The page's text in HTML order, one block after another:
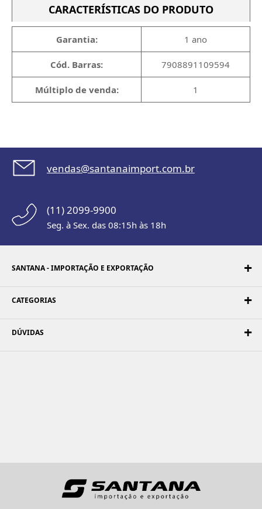
CARACTERÍSTICAS DO PRODUTO
Garantia: 1 ano
Cód. Barras: 7908891109594
Múltiplo de venda: 1
vendas@santanaimport.com.br
(11) 2099-9900
Seg. à Sex. das 08:15h às 18h
SANTANA - IMPORTAÇÃO E EXPORTAÇÃO
CATEGORIAS
DÚVIDAS